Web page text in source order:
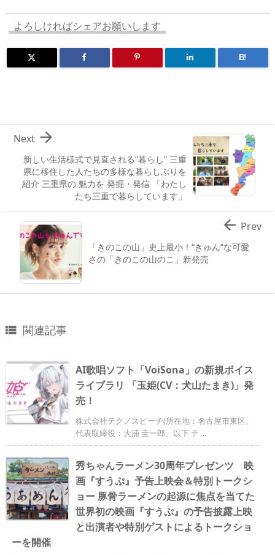
s o
n
d p.
よろしければシェアお願いします
B!
新しい生活様式で見直される”暮らし” 三重
県に移住した人たちの多様な暮らしぶりを
紹介 三重県の 魅力を 発掘・発信 「わたし
たち三重で暮らしています」

Next
「きのこの山」史上最小！“きゅん”な可愛
さの「きのこの山のこ」新発売
 Prev
 関連記事
AI歌唱ソフト「VoiSona」の新規ボイス
ライブラリ 「玉姫(CV：犬山たまき)」発
売！
株式会社テクノスピーチ(所在地：名古屋市東区、
代表取締役：大浦 圭一郎、以下 テ ...
秀ちゃんラーメン30周年プレゼンツ 映
画『すうぷ』予告上映会＆特別トークシ
ョー 豚骨ラーメンの起源に焦点を当てた
世界初の映画『すうぷ』の予告披露上映
と出演者や特別ゲストによるトークショ
ーを開催